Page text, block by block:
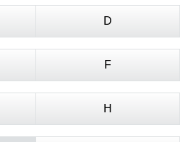
D
F
H